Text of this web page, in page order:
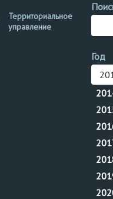
Территориальное
управление
Год